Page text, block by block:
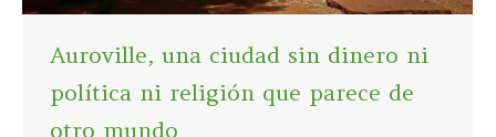
Auroville, una ciudad sin dinero ni
política ni religión que parece de
otro mundo